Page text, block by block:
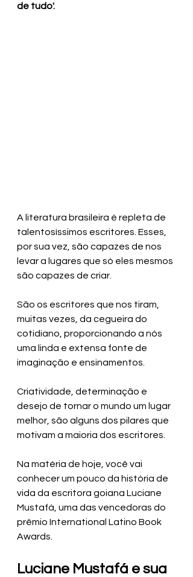
de tudo'.
A literatura brasileira é repleta de
talentosíssimos escritores. Esses,
por sua vez, são capazes de nos
levar a lugares que só eles mesmos
são capazes de criar.
São os escritores que nos tiram,
muitas vezes, da cegueira do
cotidiano, proporcionando a nós
uma linda e extensa fonte de
imaginação e ensinamentos.
Criatividade, determinação e
desejo de tornar o mundo um lugar
melhor, são alguns dos pilares que
motivam a maioria dos escritores.
Na matéria de hoje, você vai
conhecer um pouco da história de
vida da escritora goiana Luciane
Mustafá, uma das vencedoras do
prêmio International Latino Book
Awards.
Luciane Mustafá e sua